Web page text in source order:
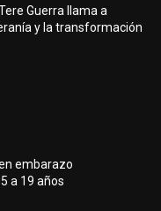
Guerra llama a
y la transformación
embarazo
a 19 años